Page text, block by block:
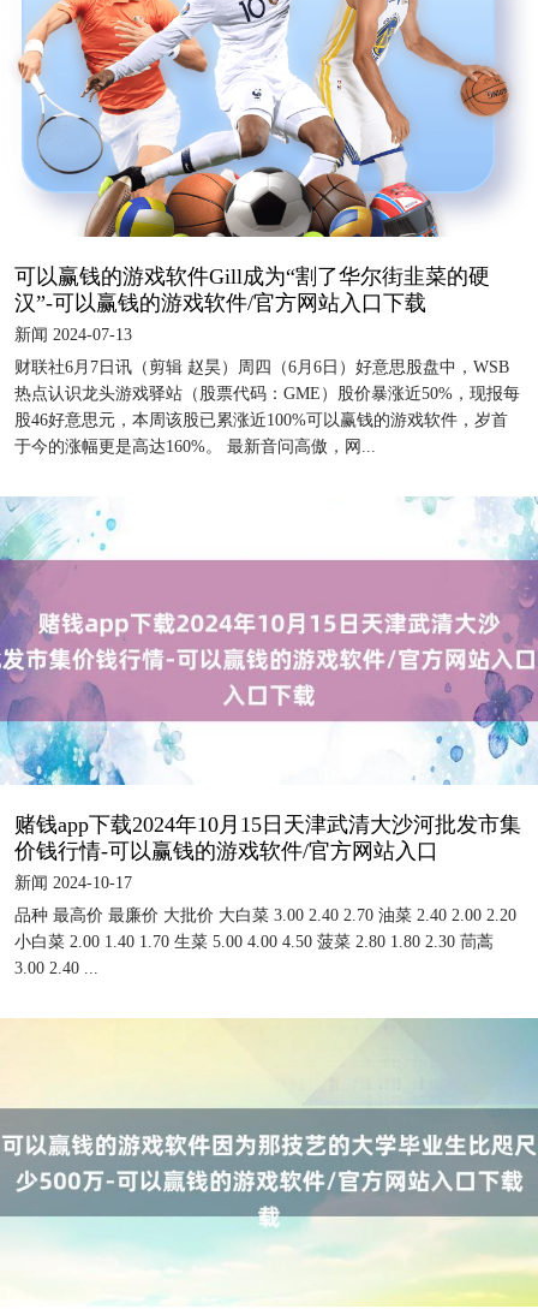
可以赢钱的游戏软件Gill成为“割了华尔街韭菜的硬
汉”-可以赢钱的游戏软件/官方网站入口下载
新闻 2024-07-13
财联社6月7日讯（剪辑 赵昊）周四（6月6日）好意思股盘中，WSB
热点认识龙头游戏驿站（股票代码：GME）股价暴涨近50%，现报每
股46好意思元，本周该股已累涨近100%可以赢钱的游戏软件，岁首
于今的涨幅更是高达160%。 最新音问高傲，网...
赌钱app下载2024年10月15日天津武清大沙河批发市集
价钱行情-可以赢钱的游戏软件/官方网站入口
新闻 2024-10-17
品种 最高价 最廉价 大批价 大白菜 3.00 2.40 2.70 油菜 2.40 2.00 2.20
小白菜 2.00 1.40 1.70 生菜 5.00 4.00 4.50 菠菜 2.80 1.80 2.30 茼蒿
3.00 2.40 ...